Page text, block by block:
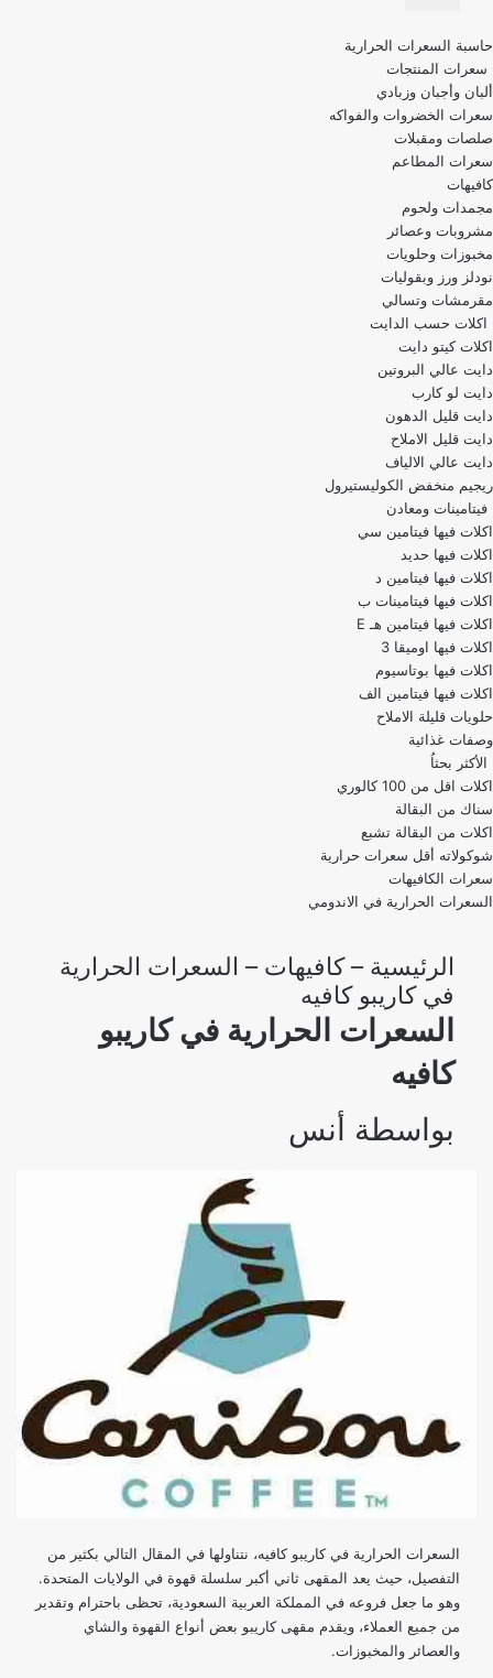
قائمة
التنقل
حاسبة السعرات الحرارية
سعرات المنتجات
ألبان وأجبان وزبادي
سعرات الخضروات والفواكه
صلصات ومقبلات
سعرات المطاعم
كافيهات
مجمدات ولحوم
مشروبات وعصائر
مخبوزات وحلويات
نودلز ورز وبقوليات
مقرمشات وتسالي
اكلات حسب الدايت
اكلات كيتو دايت
دايت عالي البروتين
دايت لو كارب
دايت قليل الدهون
دايت قليل الاملاح
دايت عالي الالياف
ريجيم منخفض الكوليستيرول
فيتامينات ومعادن
اكلات فيها فيتامين سي
اكلات فيها حديد
اكلات فيها فيتامين د
اكلات فيها فيتامينات ب
اكلات فيها فيتامين هـ E
اكلات فيها اوميقا 3
اكلات فيها بوتاسيوم
اكلات فيها فيتامين الف
حلويات قليلة الاملاح
وصفات غذائية
الأكثر بحثاُ
اكلات اقل من 100 كالوري
اكلات من البقالة تشبع
شوكولاته أقل سعرات حرارية
سعرات الكافيهات
السعرات الحرارية في الاندومي
الرئيسية –كافيهات – السعرات الحرارية
في كاريبو كافيه
السعرات الحرارية في كاريبو
كافيه
بواسطة أنس
السعرات الحرارية في كاريبو كافيه، نتناولها في المقال التالي بكثير من
التفصيل، حيث يعد المقهى ثاني أكبر سلسلة قهوة في الولايات المتحدة.
وهو ما جعل فروعه في المملكة العربية السعودية، تحظى باحترام وتقدير
من جميع العملاء، ويقدم مقهى كاريبو بعض أنواع القهوة والشاي
والعصائر والمخبوزات.